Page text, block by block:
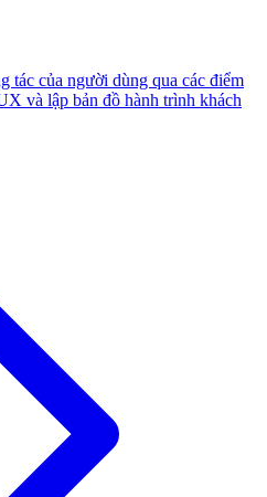
tác của người dùng qua các điểm
và lập bản đồ hành trình khách